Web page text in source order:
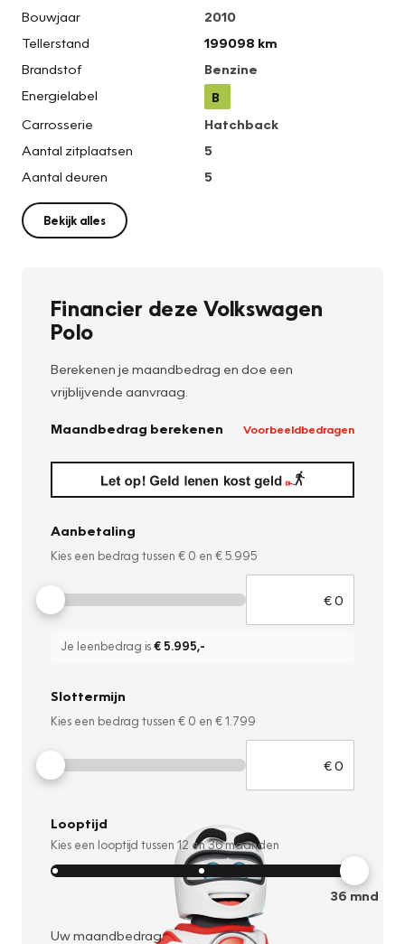
Bouwjaar
2010
Tellerstand
199098 km
Brandstof
Benzine
Energielabel
B
Carrosserie
Hatchback
Aantal zitplaatsen
5
Aantal deuren
5
Bekijk alles
Financier deze Volkswagen
Polo
Berekenen je maandbedrag en doe een
vrijblijvende aanvraag.
Maandbedrag berekenen Voorbeeldbedragen
Aanbetaling
Kies een bedrag tussen € 0 en € 5.995
Je leenbedrag is€ 5.995,-
Slottermijn
Kies een bedrag tussen € 0 en € 1.799
Looptijd
Kies een looptijd tussen 12 en36maanden
36 mnd
Uw maandbedrag: